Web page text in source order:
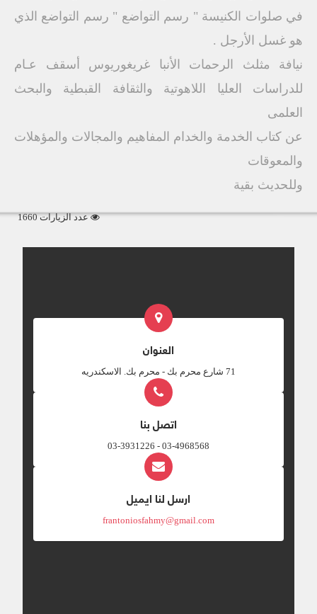
في صلوات الكنيسة " رسم التواضع " رسم التواضع الذي
هو غسل الأرجل .
نيافة مثلث الرحمات الأنبا غريغوريوس أسقف عـام
للدراسات العليا اللاهوتية والثقافة القبطية والبحث
العلمى
عن كتاب الخدمة والخدام المفاهيم والمجالات والمؤهلات
والمعوقات
وللحديث بقية
عدد الزيارات 1660
العنوان
‎71 شارع محرم بك - محرم بك. الاسكندريه
اتصل بنا
03-4968568 - 03-3931226
ارسل لنا ايميل
frantoniosfahmy@gmail.com